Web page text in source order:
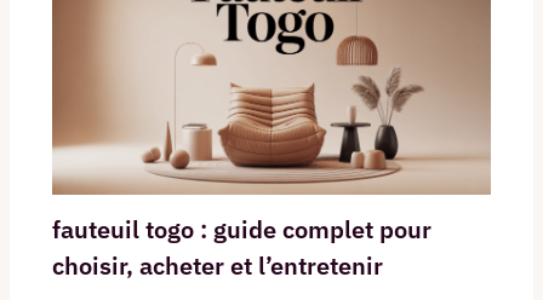
fauteuil togo : guide complet pour
choisir, acheter et l’entretenir